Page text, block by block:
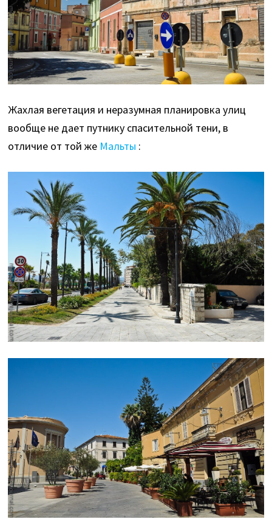
Жахлая вегетация и неразумная планировка улиц
вообще не дает путнику спасительной тени, в
отличие от той же Мальты :